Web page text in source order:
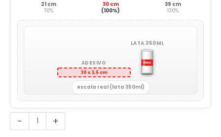
21 cm
70%
30 cm
(100%)
39 cm
130%
ADESIVO
30 x 3,5 cm
LATA 350ML
escala real (lata 350ml)
-
O
+